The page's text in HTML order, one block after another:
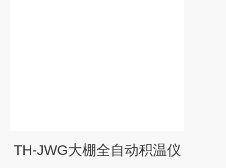
TH-JWG大棚全自动积温仪